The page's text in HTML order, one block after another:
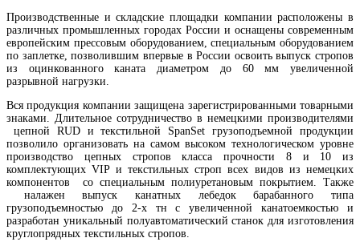
Производственные и складские площадки компании расположены в
различных промышленных городах России и оснащены современным
европейским прессовым оборудованием, специальным оборудованием
по заплетке, позволившим впервые в России освоить выпуск стропов
из оцинкованного каната диаметром до 60 мм увеличенной
разрывной нагрузки.
Вся продукция компании защищена зарегистрированными товарными
знаками. Длительное сотрудничество в немецкими производителями
цепной RUD и текстильной SpanSet грузоподъемной продукции
позволило организовать на самом высоком технологическом уровне
производство цепных стропов класса прочности 8 и 10 из
комплектующих VIP и текстильных строп всех видов из немецких
компонентов со специальным полиуретановым покрытием. Также
налажен выпуск канатных лебедок барабанного типа
грузоподъемностью до 2-х тн с увеличенной канатоемкостью и
разработан уникальный полуавтоматический станок для изготовления
круглопрядных текстильных стропов.